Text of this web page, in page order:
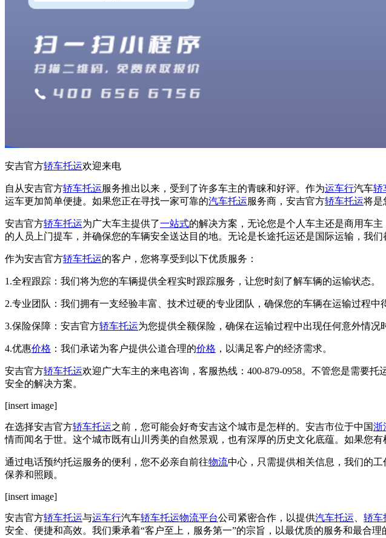
安吉官方轿车托运欢迎来电
自从安吉官方轿车托运服务推出以来，受到了许多车主的青睐和好评。作为运车行汽车轿
运车更加简单便捷。如果您正在寻找一家可靠的汽车托运服务商，安吉官方轿车托运将是
安吉官方轿车托运为广大车主提供了一站式的解决方案，无论您是个人车主还是商用车
的人员上门提车，并确保您的车辆安全送达目的地。无论是长途托运还是国际运输，我们
作为安吉官方轿车托运的客户，您将享受到以下优质服务：
1.全程跟踪：我们将为您的车辆提供全程实时跟踪服务，让您时刻了解车辆的运输状态。
2.专业团队：我们拥有一支经验丰富、技术过硬的专业团队，确保您的车辆在运输过程中
3.保险保障：安吉官方轿车托运为您提供全额保险，确保在运输过程中出现任何意外情况
4.优惠价格 ：我们承诺为客户提供公道合理的价格 ，以满足客户的经济需求。
安吉官方轿车托运欢迎广大车主的来电咨询，客服热线：400-879-0958。不管您是需要
安全的解决方案。
[insert image]
在选择安吉官方轿车托运之前，您可能会好奇安吉这个城市是怎样的。安吉市位于中国浙
情而闻名于世。这个城市既有山川秀美的自然景观，也有深厚的历史文化底蕴。如果您
通过电话预约托运服务的便利，您不必亲自前往物流中心，只需提供相关信息，我们的
保养和照顾。
[insert image]
安吉官方轿车托运与运车行汽车轿车托运物流平台公司紧密合作，以提供汽车托运 轿车
安全、便捷和高效。我们秉承着“客户至上，服务第一”的宗旨，以最优质的服务和最合理